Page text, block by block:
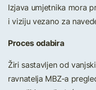
Izjava umjetnika mora
i viziju vezano za
Proces odabira
Žiri sastavljen od
ravnatelja MBZ-a